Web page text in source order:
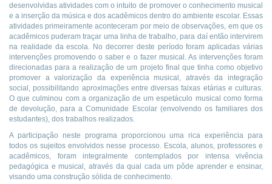
desenvolvidas atividades com o intuito de promover o conhecimento musical
e a inserção da música e dos acadêmicos dentro do ambiente escolar. Essas
atividades primeiramente aconteceram por meio de observações, em que os
acadêmicos puderam traçar uma linha de trabalho, para daí então intervirem
na realidade da escola. No decorrer deste período foram aplicadas várias
intervenções promovendo o saber e o fazer musical. As intervenções foram
direcionadas para a realização de um projeto final que tinha como objetivo
promover a valorização da experiência musical, através da integração
social, possibilitando aproximações entre diversas faixas etárias e culturas.
O que culminou com a organização de um espetáculo musical como forma
de devolução, para a Comunidade Escolar (envolvendo os familiares dos
estudantes), dos trabalhos realizados.
A participação neste programa proporcionou uma rica experiência para
todos os sujeitos envolvidos nesse processo. Escola, alunos, professores e
acadêmicos, foram integralmente contemplados por intensa vivência
pedagógica e musical, através da qual cada um pôde aprender e ensinar,
visando uma construção sólida de conhecimento.